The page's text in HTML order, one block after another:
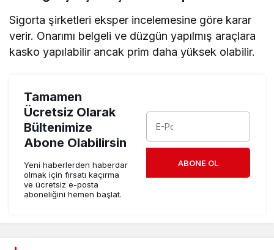
Sigorta şirketleri eksper incelemesine göre karar
verir. Onarımı belgeli ve düzgün yapılmış araçlara
kasko yapılabilir ancak prim daha yüksek olabilir.
Tamamen
Ücretsiz Olarak
Bültenimize
Abone Olabilirsin
Yeni haberlerden haberdar
olmak için fırsatı kaçırma
ve ücretsiz e-posta
aboneliğini hemen başlat.
ABONE OL